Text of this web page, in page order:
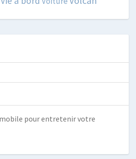
mobile pour entretenir votre